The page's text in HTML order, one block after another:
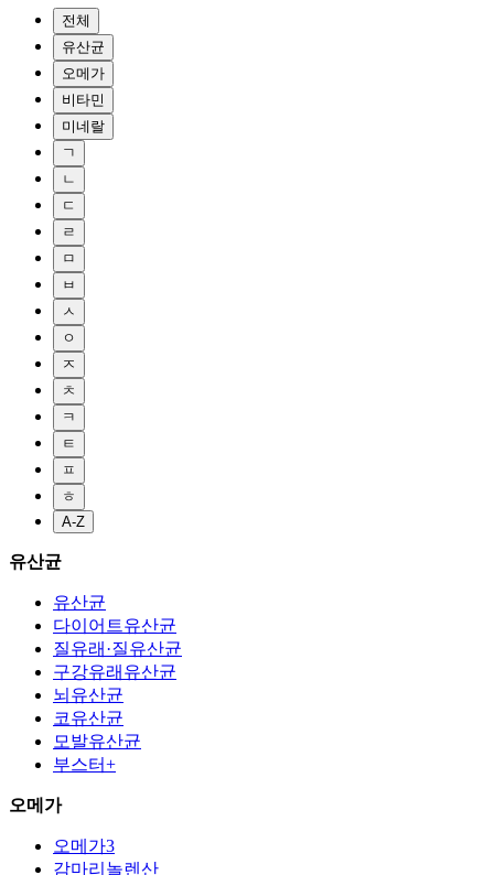
전체
유산균
오메가
비타민
미네랄
ㄱ
ㄴ
ㄷ
ㄹ
ㅁ
ㅂ
ㅅ
ㅇ
ㅈ
ㅊ
ㅋ
ㅌ
ㅍ
ㅎ
A-Z
유산균
유산균
다이어트유산균
질유래·질유산균
구강유래유산균
뇌유산균
코유산균
모발유산균
부스터+
오메가
오메가3
감마리놀렌산